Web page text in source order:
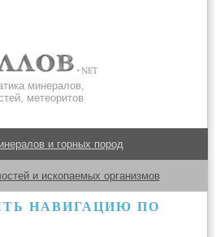
минералов,
метеоритов
и горных пород
и ископаемых организмов
НАВИГАЦИЮ ПО